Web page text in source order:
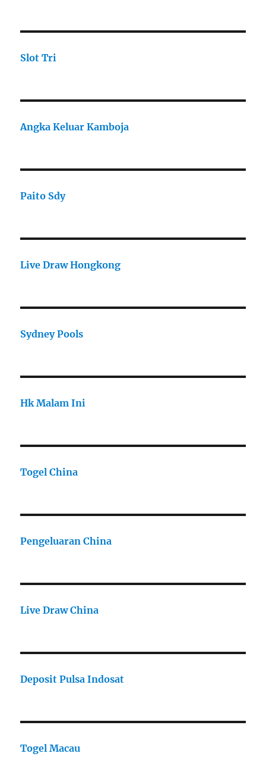
Slot Tri
Angka Keluar Kamboja
Paito Sdy
Live Draw Hongkong
Sydney Pools
Hk Malam Ini
Togel China
Pengeluaran China
Live Draw China
Deposit Pulsa Indosat
Togel Macau